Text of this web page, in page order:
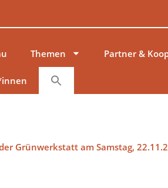
Themen Partner &
Grünwerkstatt am Samstag,